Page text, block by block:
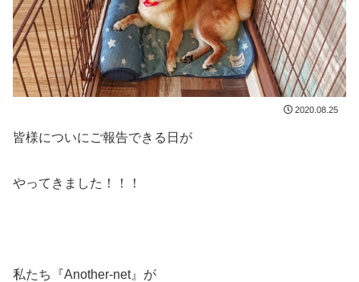
2020.08.25
皆様についにご報告できる日が
やってきました！！！
私たち『Another-net』が